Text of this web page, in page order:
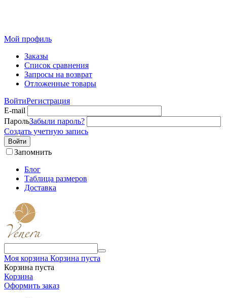
Мой профиль
Заказы
Список сравнения
Запросы на возврат
Отложенные товары
ВойтиРегистрация
E-mail
ПарольЗабыли пароль?
Создать учетную запись
Войти
Запомнить
Блог
Таблица размеров
Доставка
Моя корзина Корзина пуста
Корзина пуста
Корзина
Оформить заказ